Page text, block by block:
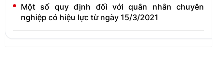
Một số quy định đối với quân nhân chuyên
nghiệp có hiệu lực từ ngày 15/3/2021